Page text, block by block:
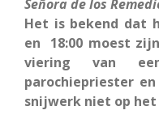
Señora de los
Het is bekend dat
en 18:00 moest
viering van
parochiepriester
snijwerk niet op